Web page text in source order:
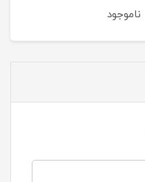
ناموجود